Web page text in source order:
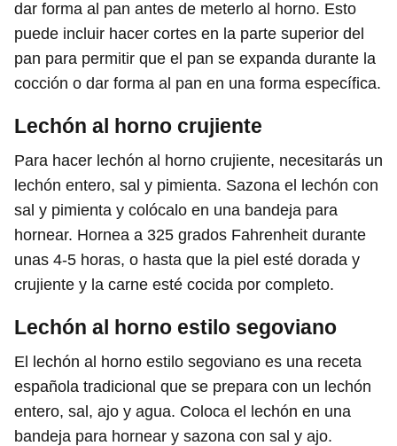
dar forma al pan antes de meterlo al horno. Esto
puede incluir hacer cortes en la parte superior del
pan para permitir que el pan se expanda durante la
cocción o dar forma al pan en una forma específica.
Lechón al horno crujiente
Para hacer lechón al horno crujiente, necesitarás un
lechón entero, sal y pimienta. Sazona el lechón con
sal y pimienta y colócalo en una bandeja para
hornear. Hornea a 325 grados Fahrenheit durante
unas 4-5 horas, o hasta que la piel esté dorada y
crujiente y la carne esté cocida por completo.
Lechón al horno estilo segoviano
El lechón al horno estilo segoviano es una receta
española tradicional que se prepara con un lechón
entero, sal, ajo y agua. Coloca el lechón en una
bandeja para hornear y sazona con sal y ajo.